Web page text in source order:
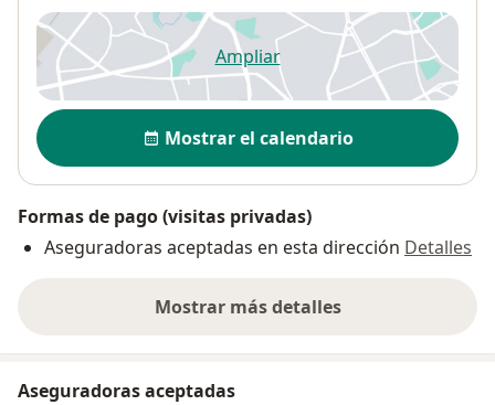
Ampliarse abre en una nueva
Disponibilidad
Mostrar el calendario
Formas de pago (visitas privadas)
Aseguradoras aceptadas en esta dirección Detalles
Mostrar más detalles
sobre la dirección
Aseguradoras aceptadas